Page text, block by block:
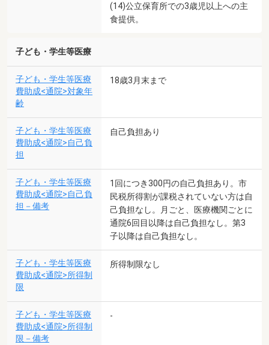
(14)公立保育所での3歳児以上への主
食提供。
子ども・学生等医療
子ども・学生等医療
費助成<通院>対象年
齢
18歳3月末まで
子ども・学生等医療
費助成<通院>自己負
担
自己負担あり
子ども・学生等医療
費助成<通院>自己負
担－備考
1回につき300円の自己負担あり。市
民税所得割が課税されていない方は自
己負担なし。月ごと、医療機関ごとに
通院6回目以降は自己負担なし。第3
子以降は自己負担なし。
子ども・学生等医療
費助成<通院>所得制
限
所得制限なし
子ども・学生等医療
費助成<通院>所得制
限－備考
-